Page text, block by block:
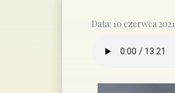
Data: 10 czerwca 2021